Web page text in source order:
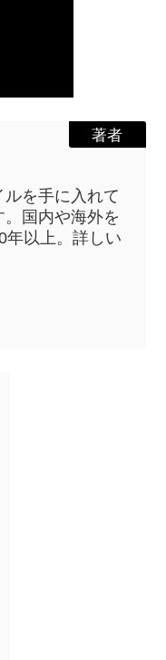
著者
を手に入れて
国内や海外を
年以上。詳しい